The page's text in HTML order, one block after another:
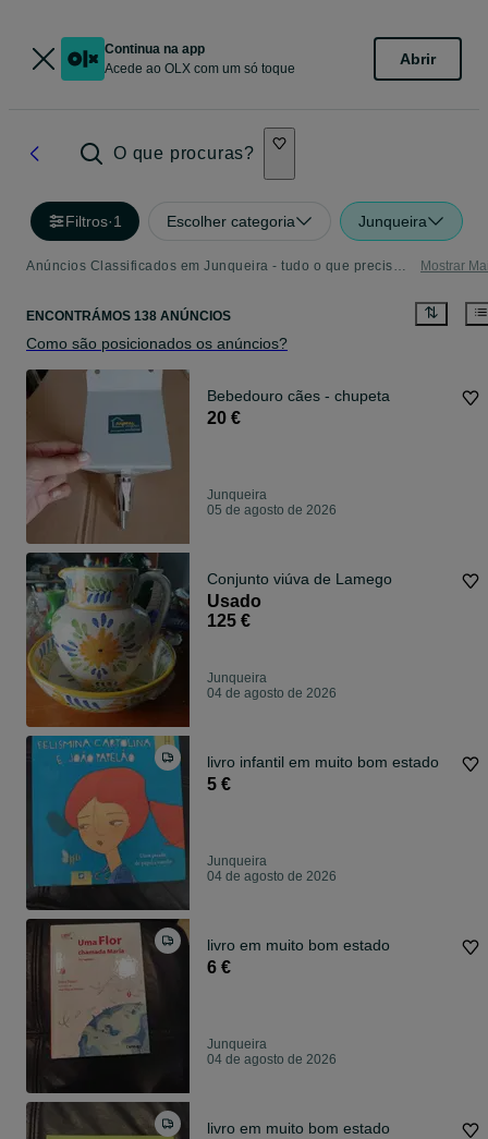
Continua na app
Acede ao OLX com um só toque
Abrir
O que procuras?
Filtros·1 Escolher categoria Junqueira
Anúncios Classificados em Junqueira - tudo o que precisa - Página 2 Mostrar
ENCONTRÁMOS 138 ANÚNCIOS
Como são posicionados os anúncios?
Bebedouro cães - chupeta
20 €
Junqueira
05 de agosto de 2026
Conjunto viúva de Lamego
Usado
125 €
Junqueira
04 de agosto de 2026
livro infantil em muito bom estado
5 €
Junqueira
04 de agosto de 2026
livro em muito bom estado
6 €
Junqueira
04 de agosto de 2026
livro em muito bom estado